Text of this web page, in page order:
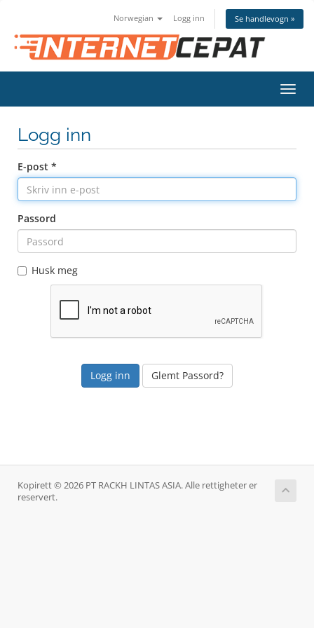
Norwegian Logg inn Se handlevogn »
Bytt
Logg inn
E-post *
Passord
Husk meg
Glemt Passord?
Kopirett © 2026 PT RACKH LINTAS ASIA. Alle rettigheter er
reservert.